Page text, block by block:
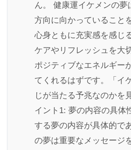
ん。 健康運イケメンの夢
方向に向かっていること
心身ともに充実感を感じ
ケアやリフレッシュを大
ポジティブなエネルギー
てくれるはずです。「イ
じが当たる予兆なのかを
イント1: 夢の内容の具体
する夢の内容が具体的で
の夢は重要なメッセージ